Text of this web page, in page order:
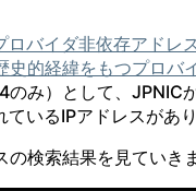
ロバイダ非依存アドレ
史的経緯をもつプロバ
のみ）として、JPNIC
ているIPアドレスがあり
の検索結果を見ていき